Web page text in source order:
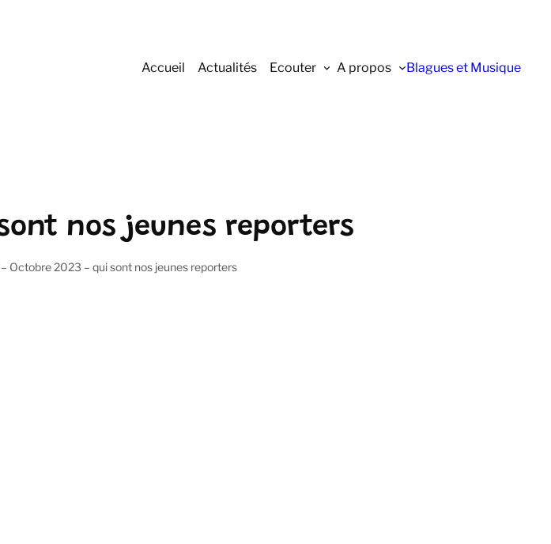
Accueil Actualités Ecouter A propos Blagues et Musique
nos jeunes reporters
Octobre 2023 – qui sont nos jeunes reporters